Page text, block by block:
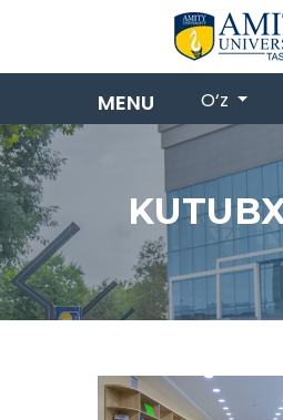
O‘z